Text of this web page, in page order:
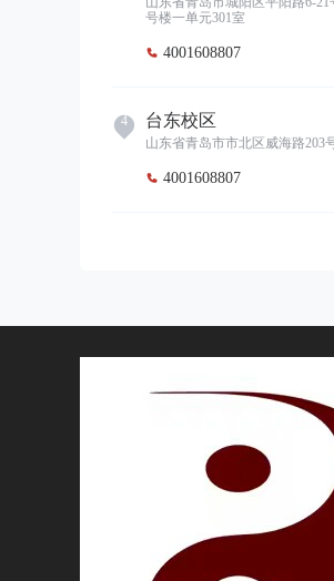
号楼一单元301室
 4001608807
4 台东校区
山东省青岛市市北区威海路203
 4001608807
4001608807
山东省青岛市即墨区岭海西路32